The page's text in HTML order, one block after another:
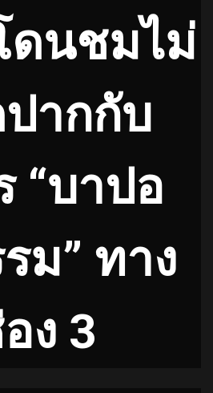
ดนชมไม่
ากกับ
“บาปอ
ม” ทาง
ง 3